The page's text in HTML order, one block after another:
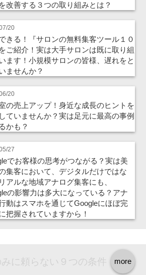
改善する３つの取り組みとは？
20
きる！『サロンの無料集客ツール１０
ご紹介！実は大手サロンは既に取り組
ます！小規模サロンの皆様、遅れをと
ませんか？
20
の売上アップ！身近な成長のヒントを
ていませんか？実は足元に最高の事例
かも？
27
でお客様の思考がつながる？実は美
集客において、デジタルだけではな
アルな地域アナログ集客にも、
の影響力は多大になっている？アナ
動はスマホを通じてGoogleにほぼ完
把握されていますから！
more
に頼らない９つの条件